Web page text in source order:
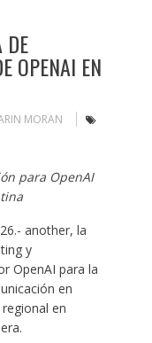
DE
OPENAI EN
MORAN
para OpenAI
another, la
y
OpenAI para la
en
en